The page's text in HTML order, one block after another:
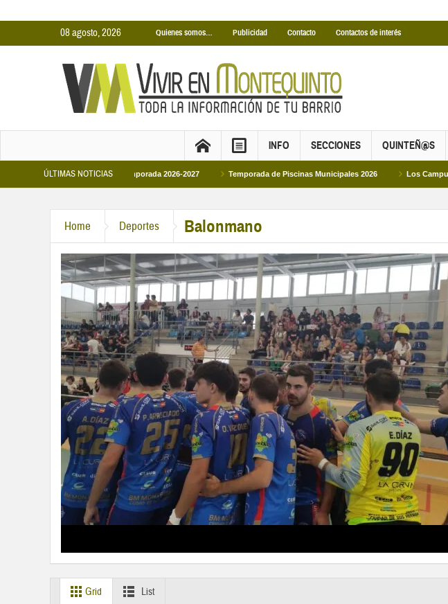
08 agosto, 2026 Quienes somos… Publicidad Contacto Contactos de interés
INFO SECCIONES QUINTEÑ@S
ÚLTIMAS NOTICIAS
temporada 2026-2027 Temporada de Piscinas Municipales 2026 Los Campus de Tecnificación
Home Deportes Balonmano
Grid List